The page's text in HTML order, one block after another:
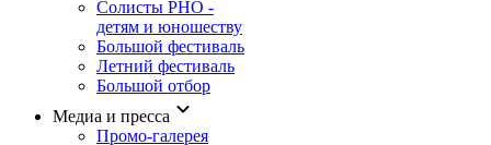
Солисты РНО -
детям и юношеству
Большой фестиваль
Летний фестиваль
Большой отбор
Медиа и пресса
Промо-галерея